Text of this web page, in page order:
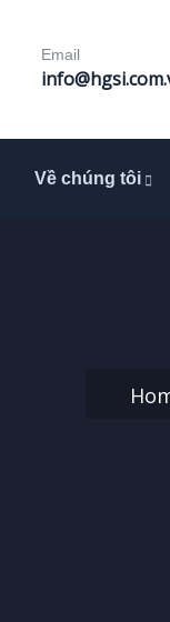
Email
Về chúng tôi